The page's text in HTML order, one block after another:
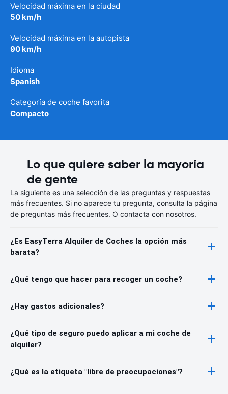
Velocidad máxima en la ciudad
50 km/h
Velocidad máxima en la autopista
90 km/h
Idioma
Spanish
Categoría de coche favorita
Compacto
Lo que quiere saber la mayoría
de gente
La siguiente es una selección de las preguntas y respuestas
más frecuentes. Si no aparece tu pregunta, consulta la página
de preguntas más frecuentes. O contacta con nosotros.
¿Es EasyTerra Alquiler de Coches la opción más
barata?
¿Qué tengo que hacer para recoger un coche?
¿Hay gastos adicionales?
¿Qué tipo de seguro puedo aplicar a mi coche de
alquiler?
¿Qué es la etiqueta "libre de preocupaciones"?